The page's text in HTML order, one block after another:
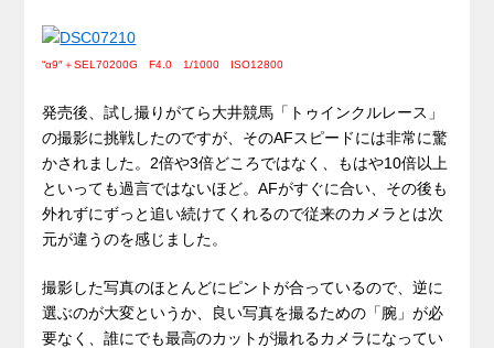
“α9″＋SEL70200G F4.0 1/1000 ISO12800
発売後、試し撮りがてら大井競馬「トゥインクルレース」
の撮影に挑戦したのですが、そのAFスピードには非常に驚
かされました。2倍や3倍どころではなく、もはや10倍以上
といっても過言ではないほど。AFがすぐに合い、その後も
外れずにずっと追い続けてくれるので従来のカメラとは次
元が違うのを感じました。
撮影した写真のほとんどにピントが合っているので、逆に
選ぶのが大変というか、良い写真を撮るための「腕」が必
要なく、誰にでも最高のカットが撮れるカメラになってい